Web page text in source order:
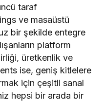
taraf
ve masaüstü
bir şekilde entegre
platform
üretkenlik ve
ise, geniş kitlelere
için çeşitli sanal
hepsi bir arada bir